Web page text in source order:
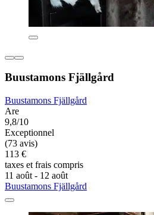
Buustamons Fjällgård
Buustamons Fjällgård
Are
9,8/10
Exceptionnel
(73 avis)
113 €
taxes et frais compris
11 août - 12 août
Buustamons Fjällgård